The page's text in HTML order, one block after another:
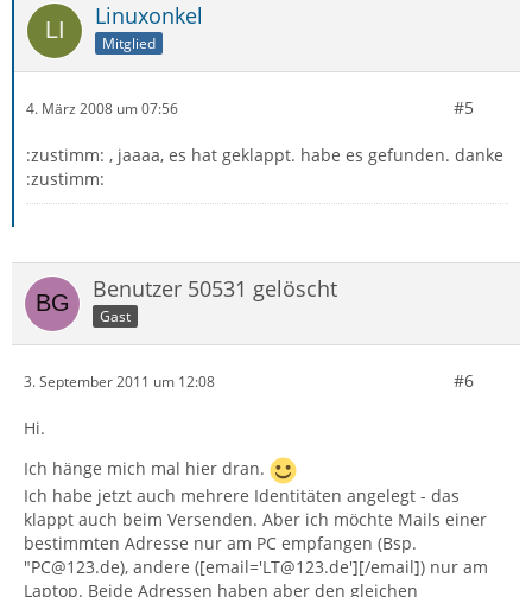
Linuxonkel
Mitglied
4. März 2008 um 07:56 #5
:zustimm: , jaaaa, es hat geklappt. habe es gefunden. danke
:zustimm:
Benutzer 50531 gelöscht
Gast
3. September 2011 um 12:08 #6
Hi.
Ich hänge mich mal hier dran.
Ich habe jetzt auch mehrere Identitäten angelegt - das
klappt auch beim Versenden. Aber ich möchte Mails einer
bestimmten Adresse nur am PC empfangen (Bsp.
"PC@123.de), andere ([email='LT@123.de'][/email]) nur am
Laptop. Beide Adressen haben aber den gleichen